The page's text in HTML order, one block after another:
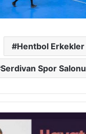
Hentbol Erkekler
Serdivan Spor Salonu